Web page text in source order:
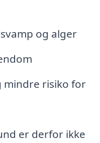
og alger
mindre risiko for
er derfor ikke